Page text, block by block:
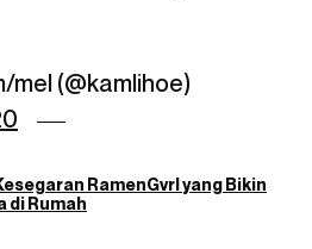
(@kamlihoe)
RamenGvrl yang Bikin
di Rumah